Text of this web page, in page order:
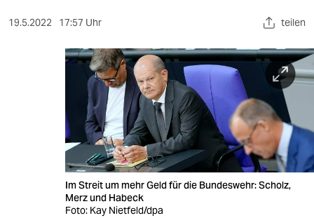
berlin
veranstaltungen
19.5.2022 17:57 Uhr teilen
Im Streit um mehr Geld für die Bundeswehr: Scholz,
Merz und Habeck
Foto: Kay Nietfeld/dpa